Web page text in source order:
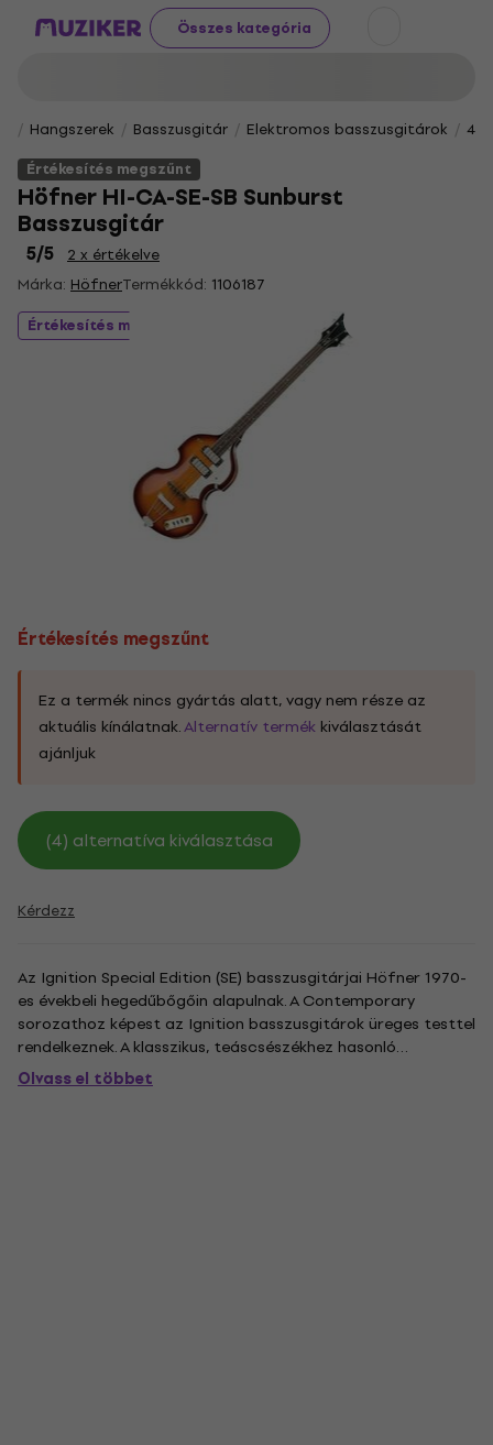
Összes kategória
Hangszerek Basszusgitár Elektromos basszusgitárok
4
Értékesítés megszűnt
Höfner HI-CA-SE-SB Sunburst
Basszusgitár
5/5
2 x értékelve
Márka: HöfnerTermékkód: 1106187
Értékesítés megszűnt
Értékesítés megszűnt
Ez a termék nincs gyártás alatt, vagy nem része az
aktuális kínálatnak.Alternatív termék kiválasztását
ajánljuk
(4) alternatíva kiválasztása
Kérdezz
Az Ignition Special Edition (SE) basszusgitárjai Höfner 1970-
es évekbeli hegedűbőgőin alapulnak. A Contemporary
sorozathoz képest az Ignition basszusgitárok üreges testtel
rendelkeznek. A klasszikus, teáscsészékhez hasonló
gombokkal ellátott kezelőpanel mellett fahíddal és trapéz
alakú farokrésszel is fel vannak szerelve, valamint a
Olvass el többet